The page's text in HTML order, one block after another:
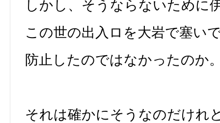
しかし、そうならないために
この世の出入ロを大岩で塞い
防止したのではなかったのか
それは確かにそうなのだけれ